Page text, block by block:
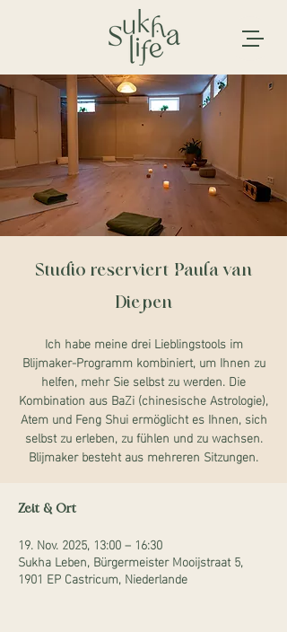
Studio reserviert Paula van
Diepen
Ich habe meine drei Lieblingstools im
Blijmaker-Programm kombiniert, um Ihnen zu
helfen, mehr Sie selbst zu werden. Die
Kombination aus BaZi (chinesische Astrologie),
Atem und Feng Shui ermöglicht es Ihnen, sich
selbst zu erleben, zu fühlen und zu wachsen.
Blijmaker besteht aus mehreren Sitzungen.
Zeit & Ort
19. Nov. 2025, 13:00 – 16:30
Sukha Leben, Bürgermeister Mooijstraat 5,
1901 EP Castricum, Niederlande